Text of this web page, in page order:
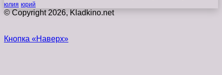
юлия юрий
© Copyright 2026, Kladkino.net
Кнопка «Наверх»